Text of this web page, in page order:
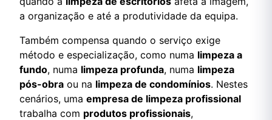
a organização e até a produtividade da equipa.
Também compensa quando o serviço exige
método e especialização, como numa limpeza a
fundo, numa limpeza profunda, numa limpeza
pós-obra ou na limpeza de condomínios. Nestes
cenários, uma empresa de limpeza profissional
trabalha com produtos profissionais,